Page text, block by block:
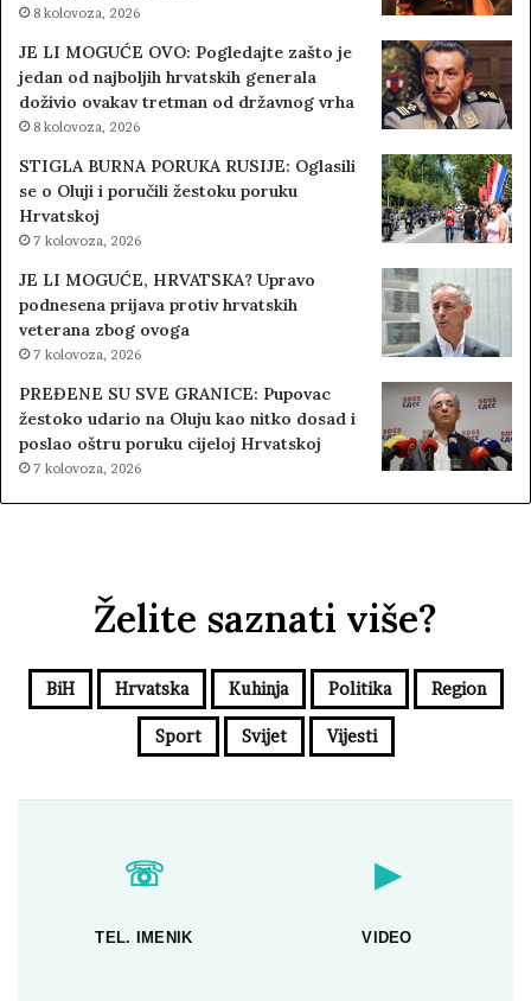
8 kolovoza, 2026
JE LI MOGUĆE OVO: Pogledajte zašto je
jedan od najboljih hrvatskih generala
doživio ovakav tretman od državnog vrha
8 kolovoza, 2026
STIGLA BURNA PORUKA RUSIJE: Oglasili
se o Oluji i poručili žestoku poruku
Hrvatskoj
7 kolovoza, 2026
JE LI MOGUĆE, HRVATSKA? Upravo
podnesena prijava protiv hrvatskih
veterana zbog ovoga
7 kolovoza, 2026
PREĐENE SU SVE GRANICE: Pupovac
žestoko udario na Oluju kao nitko dosad i
poslao oštru poruku cijeloj Hrvatskoj
7 kolovoza, 2026
Želite saznati više?
BiH Hrvatska Kuhinja Politika Region
Sport Svijet Vijesti
☏
TEL. IMENIK
▶
VIDEO